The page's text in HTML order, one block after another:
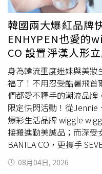
韓國兩大爆紅品牌
ENHYPEN也愛
CO 設置淨漢人形
身為韓流重度迷妹與美
福了！不用忍受酷暑飛首
們都愛不釋手的潮流品牌
限定快閃活動！從Jennie
爆彩生活品牌 wiggle
接搬進勤美誠品；而深受
BANILA CO，更攜手
BABYMONSTER，在
中店。滿滿的韓星同款
08月04日, 2026